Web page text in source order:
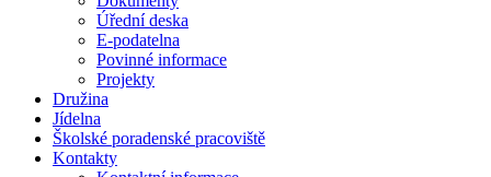
Úřední deska
E-podatelna
Povinné informace
Projekty
Družina
Jídelna
Školské poradenské pracoviště
Kontakty